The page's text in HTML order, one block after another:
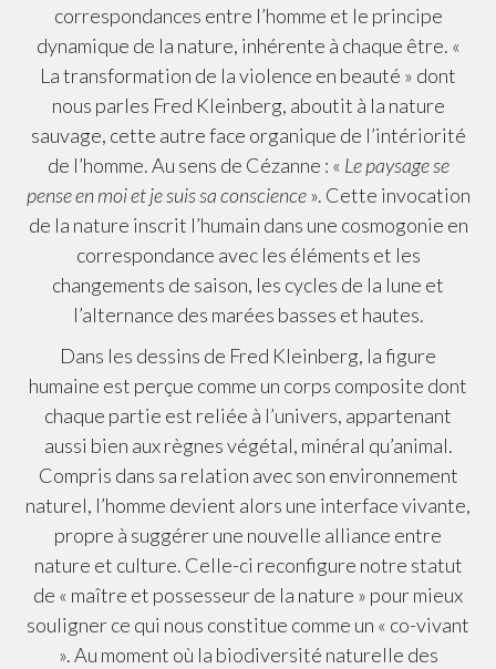
correspondances entre l’homme et le principe
dynamique de la nature, inhérente à chaque être. «
La transformation de la violence en beauté » dont
nous parles Fred Kleinberg, aboutit à la nature
sauvage, cette autre face organique de l’intériorité
de l’homme. Au sens de Cézanne : « Le paysage se
pense en moi et je suis sa conscience». Cette invocation
de la nature inscrit l’humain dans une cosmogonie en
correspondance avec les éléments et les
changements de saison, les cycles de la lune et
l’alternance des marées basses et hautes.
Dans les dessins de Fred Kleinberg, la figure
humaine est perçue comme un corps composite dont
chaque partie est reliée à l’univers, appartenant
aussi bien aux règnes végétal, minéral qu’animal.
Compris dans sa relation avec son environnement
naturel, l’homme devient alors une interface vivante,
propre à suggérer une nouvelle alliance entre
nature et culture. Celle-ci reconfigure notre statut
de « maître et possesseur de la nature » pour mieux
souligner ce qui nous constitue comme un « co-vivant
». Au moment où la biodiversité naturelle des